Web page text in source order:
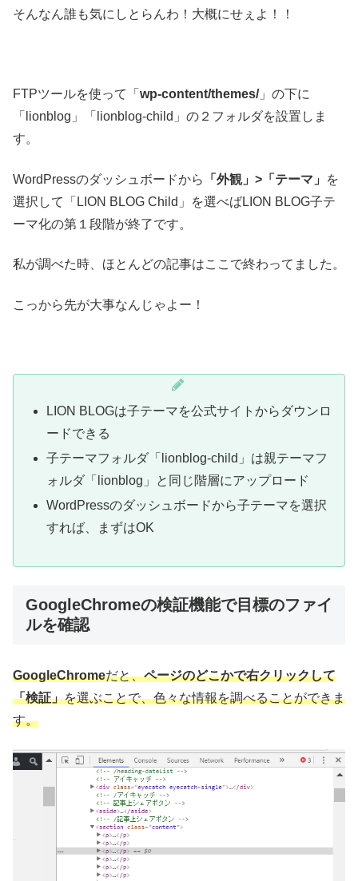
そんなん誰も気にしとらんわ！大概にせぇよ！！
FTPツールを使って「 wp-content/themes/」の下に
「lionblog」「lionblog-child」の２フォルダを設置しま
す。
WordPressのダッシュボードから 「外観」>「テーマ」
を
選択して「LION BLOG Child」を選べばLION BLOG子テ
ーマ化の第１段階が終了です。
私が調べた時、ほとんどの記事はここで終わってました。
こっから先が大事なんじゃよー！
LION BLOGは子テーマを公式サイトからダウンロ
ードできる
子テーマフォルダ「lionblog-child」は親テーマフ
ォルダ「lionblog」と同じ階層にアップロード
WordPressのダッシュボードから子テーマを選択
すれば、まずはOK
GoogleChromeの検証機能で目標のファイ
ルを確認
GoogleChromeだと、ページのどこかで右クリックして
「検証」を選ぶことで、色々な情報を調べることができま
す。